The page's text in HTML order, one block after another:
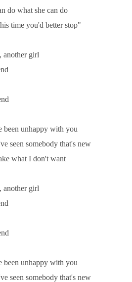
do what she can do
time you'd better stop"
another girl
been unhappy with you
seen somebody that's new
what I don't want
another girl
been unhappy with you
seen somebody that's new